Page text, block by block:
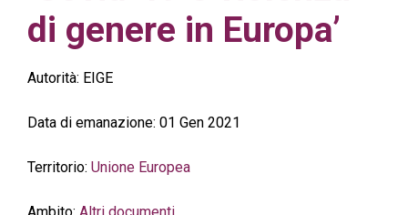
di genere in Europa’
Autorità: EIGE
Data di emanazione: 01 Gen 2021
Territorio: Unione Europea